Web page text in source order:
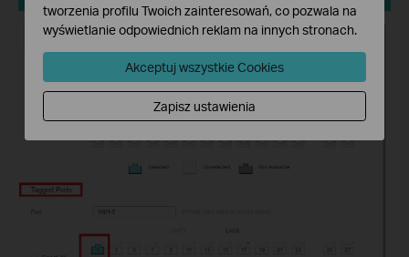
tworzenia profilu Twoich zainteresowań, co pozwala na
wyświetlanie odpowiednich reklam na innych stronach.
Akceptuj wszystkie Cookies
Zapisz ustawienia